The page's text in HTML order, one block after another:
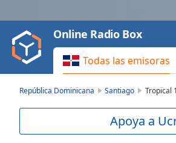
Video
Play
Backward
Skip
Current
Todas las emisoras
Online Radio Box
República Dominicana Santiago Tropical
Apoya a